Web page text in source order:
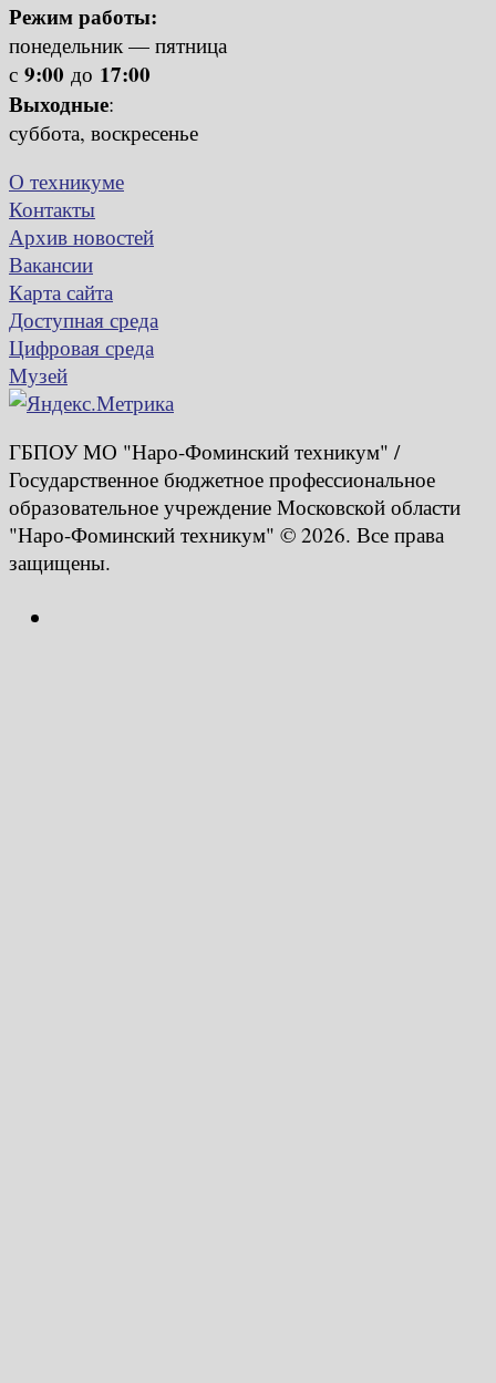
Режим работы:
понедельник — пятница
с 9:00 до 17:00
Выходные:
суббота, воскресенье
О техникуме
Контакты
Архив новостей
Вакансии
Карта сайта
Доступная среда
Цифровая среда
Музей
ГБПОУ МО "Наро-Фоминский техникум" /
Государственное бюджетное профессиональное
образовательное учреждение Московской области
"Наро-Фоминский техникум" © 2026. Все права
защищены.